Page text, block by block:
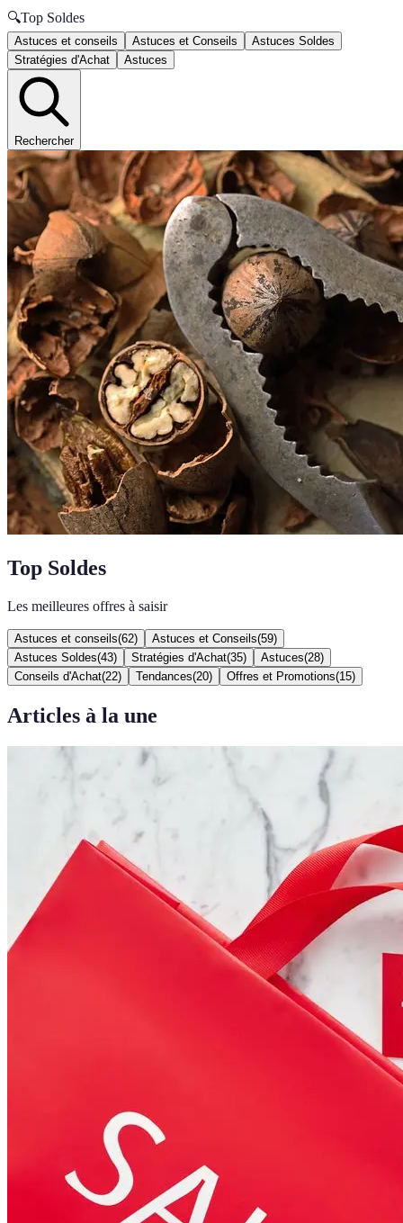
🔍Top Soldes
Astuces et conseils Astuces et Conseils
Astuces Soldes
Stratégies d'Achat
Astuces
Rechercher
Top Soldes
Les meilleures offres à saisir
Astuces et conseils(62) Astuces et Conseils(59)
Astuces Soldes(43) Stratégies d'Achat(35) Astuces(28)
Conseils d'Achat(22) Tendances(20) Offres et Promotions(15)
Articles à la une